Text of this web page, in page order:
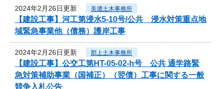
2024年2月26日更新 美濃土木事務所
【建設工事】河工第浸水5-10号/公共 浸水対策重点地
域緊急事業他（債務）護岸工事
2024年2月26日更新 郡上土木事務所
【建設工事】公交工第HT-05-02-h号 公共 通学路緊
急対策補助事業（国補正）（翌債）工事に関する一般
競争入札公告